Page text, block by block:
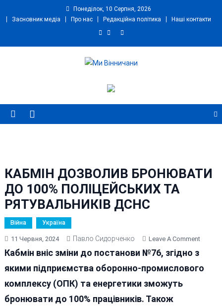
Понеділок, 10 Серпня, 2026
Засновник медіа
Про нас Редакційна політика Наші контакти
КАБМІН ДОЗВОЛИВ БРОНЮВАТИ
ДО 100% ПОЛІЦЕЙСЬКИХ ТА
РЯТУВАЛЬНИКІВ ДСНС
Війна Україна
11 Червня, 2024 Павло Сидорченко Leave A CommentOn
Кабмін вніс зміни до постанови №76, згідно з
якими підприємства оборонно-промислового
комплексу (ОПК) та енергетики зможуть
бронювати до 100% працівників. Також